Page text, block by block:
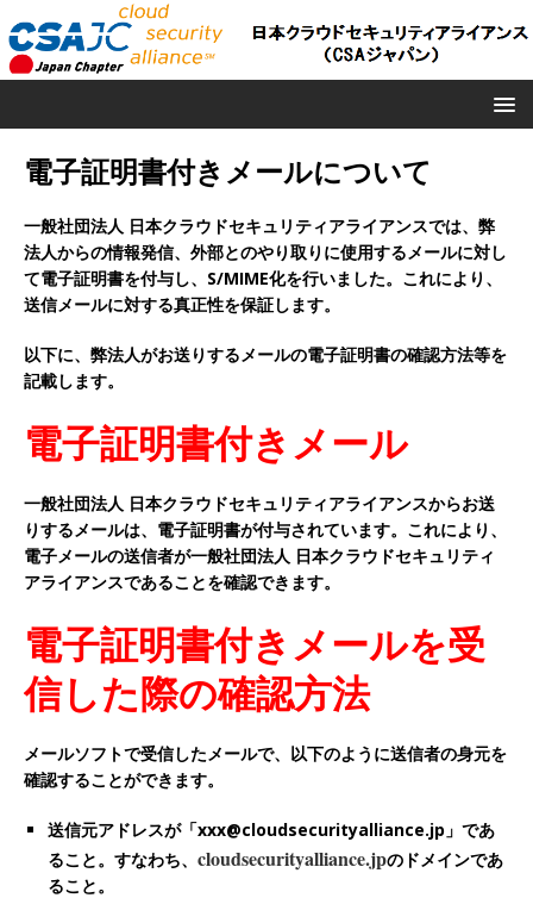
電子証明書付きメールについて
一般社団法人 日本クラウドセキュリティアライアンスでは、弊
法人からの情報発信、外部とのやり取りに使用するメールに対し
て電子証明書を付与し、S/MIME化を行いました。これにより、
送信メールに対する真正性を保証します。
以下に、弊法人がお送りするメールの電子証明書の確認方法等を
記載します。
電子証明書付きメール
一般社団法人 日本クラウドセキュリティアライアンスからお送
りするメールは、電子証明書が付与されています。これにより、
電子メールの送信者が一般社団法人 日本クラウドセキュリティ
アライアンスであることを確認できます。
電子証明書付きメールを受
信した際の確認方法
メールソフトで受信したメールで、以下のように送信者の身元を
確認することができます。
送信元アドレスが「xxx@cloudsecurityalliance.jp」であ
ること。すなわち、 cloudsecurityalliance.jpのドメインであ
ること。